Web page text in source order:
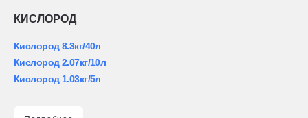
КИСЛОРОД
Кислород 8.3кг/40л
Кислород 2.07кг/10л
Кислород 1.03кг/5л